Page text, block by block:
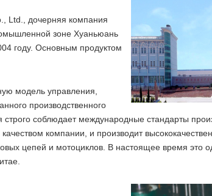
Ltd., дочерняя компания
зоне Хуаньюань
году. Основным продуктом
модель управления,
производственного
соблюдает международные стандарты
компании, и производит
цепей и мотоциклов. В настоящее время это